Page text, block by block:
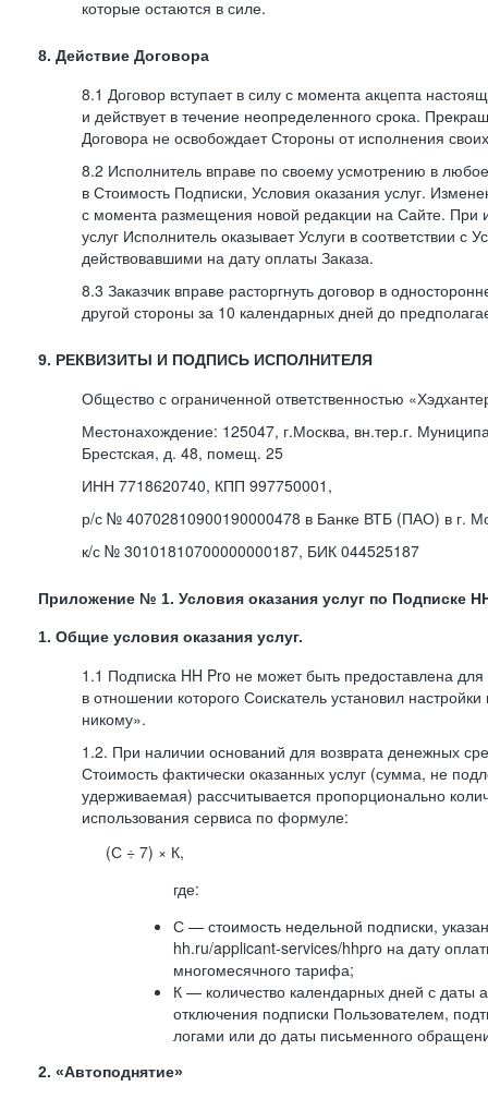
которые остаются в силе.
8. Действие Договора
8.1 Договор вступает в силу с момента акцепта
и действует в течение неопределенного срока.
Договора не освобождает Стороны от исполнения
8.2 Исполнитель вправе по своему усмотрению в
в Стоимость Подписки, Условия оказания услуг.
с момента размещения новой редакции на Сайте. При
услуг Исполнитель оказывает Услуги в соответствии с
действовавшими на дату оплаты Заказа.
8.3 Заказчик вправе расторгнуть договор в
другой стороны за 10 календарных дней до
9. РЕКВИЗИТЫ И ПОДПИСЬ ИСПОЛНИТЕЛЯ
Общество с ограниченной ответственностью
Местонахождение: 125047, г.Москва, вн.тер.г.
Брестская, д. 48, помещ. 25
ИНН 7718620740, КПП 997750001,
р/с № 40702810900190000478 в Банке ВТБ (ПАО) в г.
к/с № 30101810700000000187, БИК 044525187
Приложение № 1. Условия оказания услуг по Подписке
1. Общие условия оказания услуг.
1.1 Подписка HH Pro не может быть предоставлена
в отношении которого Соискатель установил
никому».
1.2. При наличии оснований для возврата денежных
Стоимость фактически оказанных услуг (сумма, не
удерживаемая) рассчитывается пропорционально
использования сервиса по формуле:
(С ÷ 7) × К,
где:
С — стоимость недельной подписки,
hh.ru/applicant-services/hhpro на дату
многомесячного тарифа;
К — количество календарных дней с даты
отключения подписки Пользователем,
логами или до даты письменного
2. «Автоподнятие»